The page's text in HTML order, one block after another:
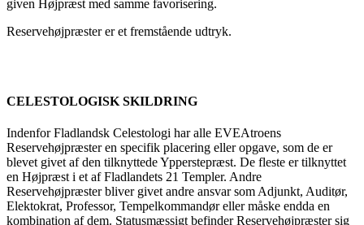
given Højpræst med samme favorisering.
Reservehøjpræster er et fremstående udtryk.
CELESTOLOGISK SKILDRING
Indenfor Fladlandsk Celestologi har alle EVEAtroens
Reservehøjpræster en specifik placering eller opgave, som de er
blevet givet af den tilknyttede Ypperstepræst. De fleste er tilknyttet
en Højpræst i et af Fladlandets 21 Templer. Andre
Reservehøjpræster bliver givet andre ansvar som Adjunkt, Auditør,
Elektokrat, Professor, Tempelkommandør eller måske endda en
kombination af dem. Statusmæssigt befinder Reservehøjpræster sig